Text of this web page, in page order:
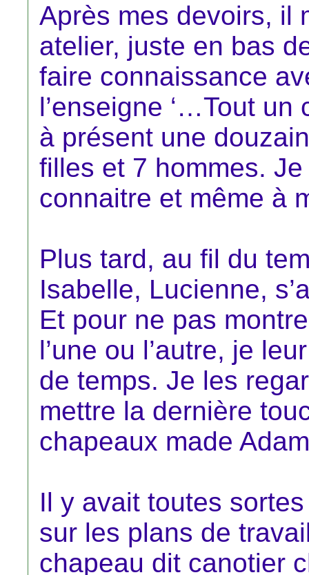
Après mes devoirs, il
atelier, juste en bas
faire connaissance
l’enseigne ‘…Tout
à présent une
filles et 7 hommes.
connaitre et même à
Plus tard, au fil du
Isabelle, Lucienne,
Et pour ne pas
l’une ou l’autre, je
de temps. Je les
mettre la dernière
chapeaux made
Il y avait toutes
sur les plans de
chapeau dit canotier